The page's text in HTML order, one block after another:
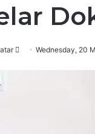
SendWednesday, 20